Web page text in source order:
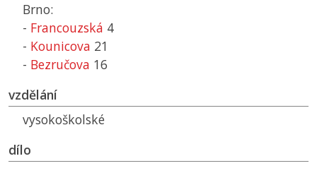
Brno:
- Francouzská 4
- Kounicova 21
- Bezručova 16
vzdělání
vysokoškolské
dílo